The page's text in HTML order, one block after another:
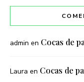
admin en Cocas de
Laura en Cocas de